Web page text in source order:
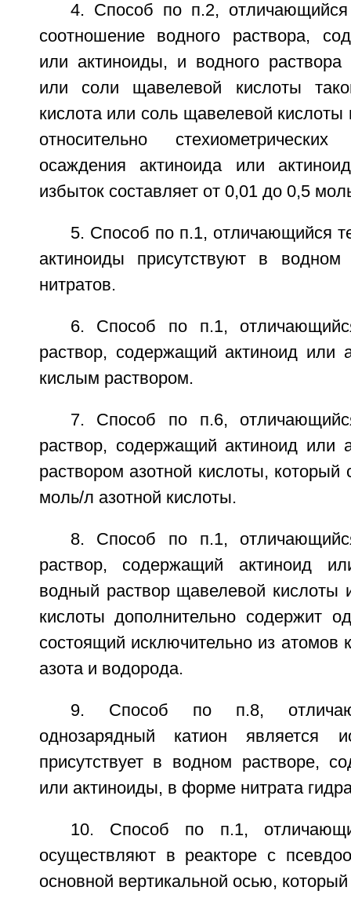
4. Способ по п.2,
соотношение водного раствора,
или актиноиды, и водного
или соли щавелевой кислоты
кислота или соль щавелевой кислоты
относительно
осаждения актиноида или
избыток составляет от 0,01 до 0,5
5. Способ по п.1, отличающийся
актиноиды присутствуют в
нитратов.
6. Способ по п.1,
раствор, содержащий актиноид или
кислым раствором.
7. Способ по п.6,
раствор, содержащий актиноид или
раствором азотной кислоты,
моль/л азотной кислоты.
8. Способ по п.1,
раствор, содержащий актиноид
водный раствор щавелевой кислоты
кислоты дополнительно содержит
состоящий исключительно из атомов
азота и водорода.
9. Способ по п.8,
однозарядный катион является
присутствует в водном растворе,
или актиноиды, в форме нитрата
10. Способ по п.1,
осуществляют в реакторе с
основной вертикальной осью,